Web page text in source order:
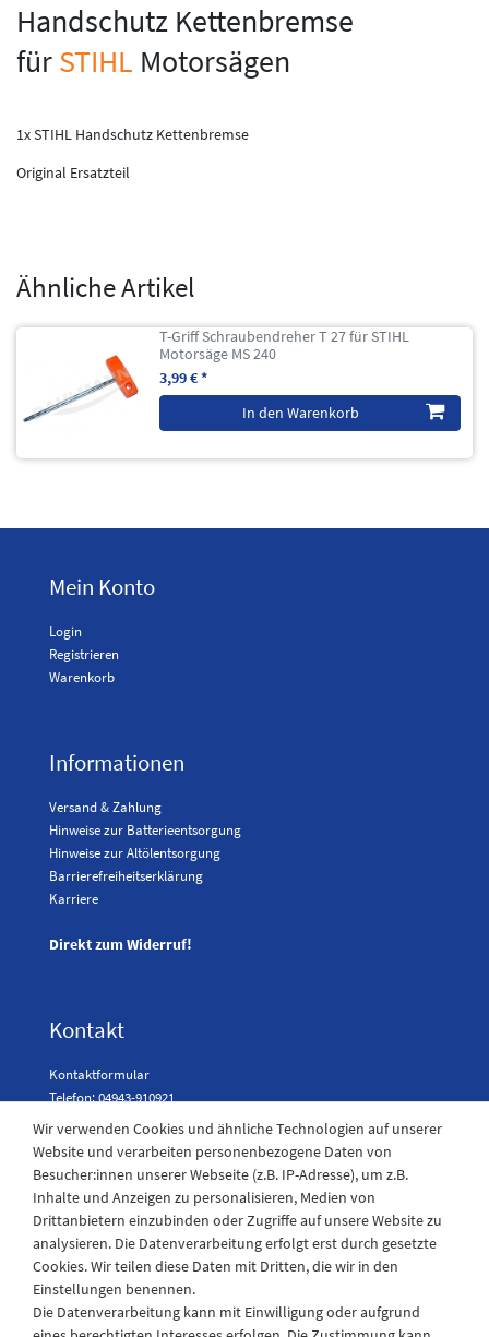
Handschutz Kettenbremse
fürSTIHL Motorsägen
1x STIHL Handschutz Kettenbremse
Original Ersatzteil
Ähnliche Artikel
T-Griff Schraubendreher T 27 für STIHL
Motorsäge MS 240
3,99 € *
In den Warenkorb
Mein Konto
Login
Registrieren
Warenkorb
Informationen
Versand & Zahlung
Hinweise zur Batterieentsorgung
Hinweise zur Altölentsorgung
Barrierefreiheitserklärung
Karriere
Direkt zum Widerruf!
Kontakt
Kontaktformular
Telefon: 04943-910921
Laden Öffnungszeiten
Montag - Freitag
08:30 - 12:30 und 13.00 - 17.30 Uhr
Samstags
08:30 bis 12:30 Uhr
Wir verwenden Cookies und ähnliche Technologien auf unserer
Website und verarbeiten personenbezogene Daten von
Besucher:innen unserer Webseite (z.B. IP-Adresse), um z.B.
Inhalte und Anzeigen zu personalisieren, Medien von
Drittanbietern einzubinden oder Zugriffe auf unsere Website zu
analysieren. Die Datenverarbeitung erfolgt erst durch gesetzte
Cookies. Wir teilen diese Daten mit Dritten, die wir in den
Einstellungen benennen.
Die Datenverarbeitung kann mit Einwilligung oder aufgrund